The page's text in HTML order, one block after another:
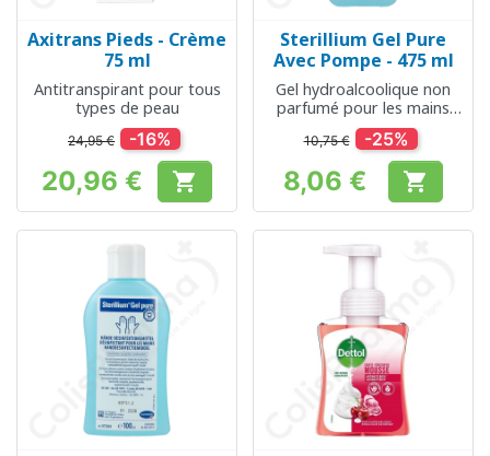
Axitrans Pieds - Crème
75 ml
Antitranspirant pour tous
types de peau
24,95 € -16%
Prix
20,96 € 
Sterillium Gel Pure
Avec Pompe - 475 ml
Gel hydroalcoolique non
parfumé pour les mains
sensibles
10,75 € -25%
Prix
8,06 € 